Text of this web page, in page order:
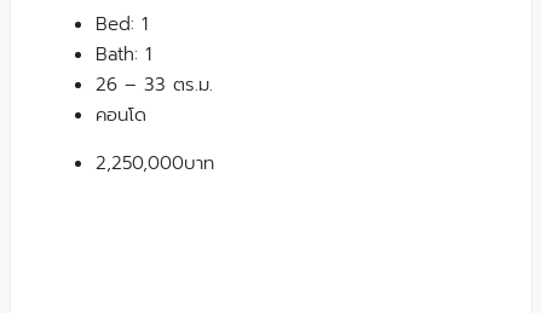
Bed: 1
Bath: 1
26 – 33 ตร.ม.
คอนโด
2,250,000บาท